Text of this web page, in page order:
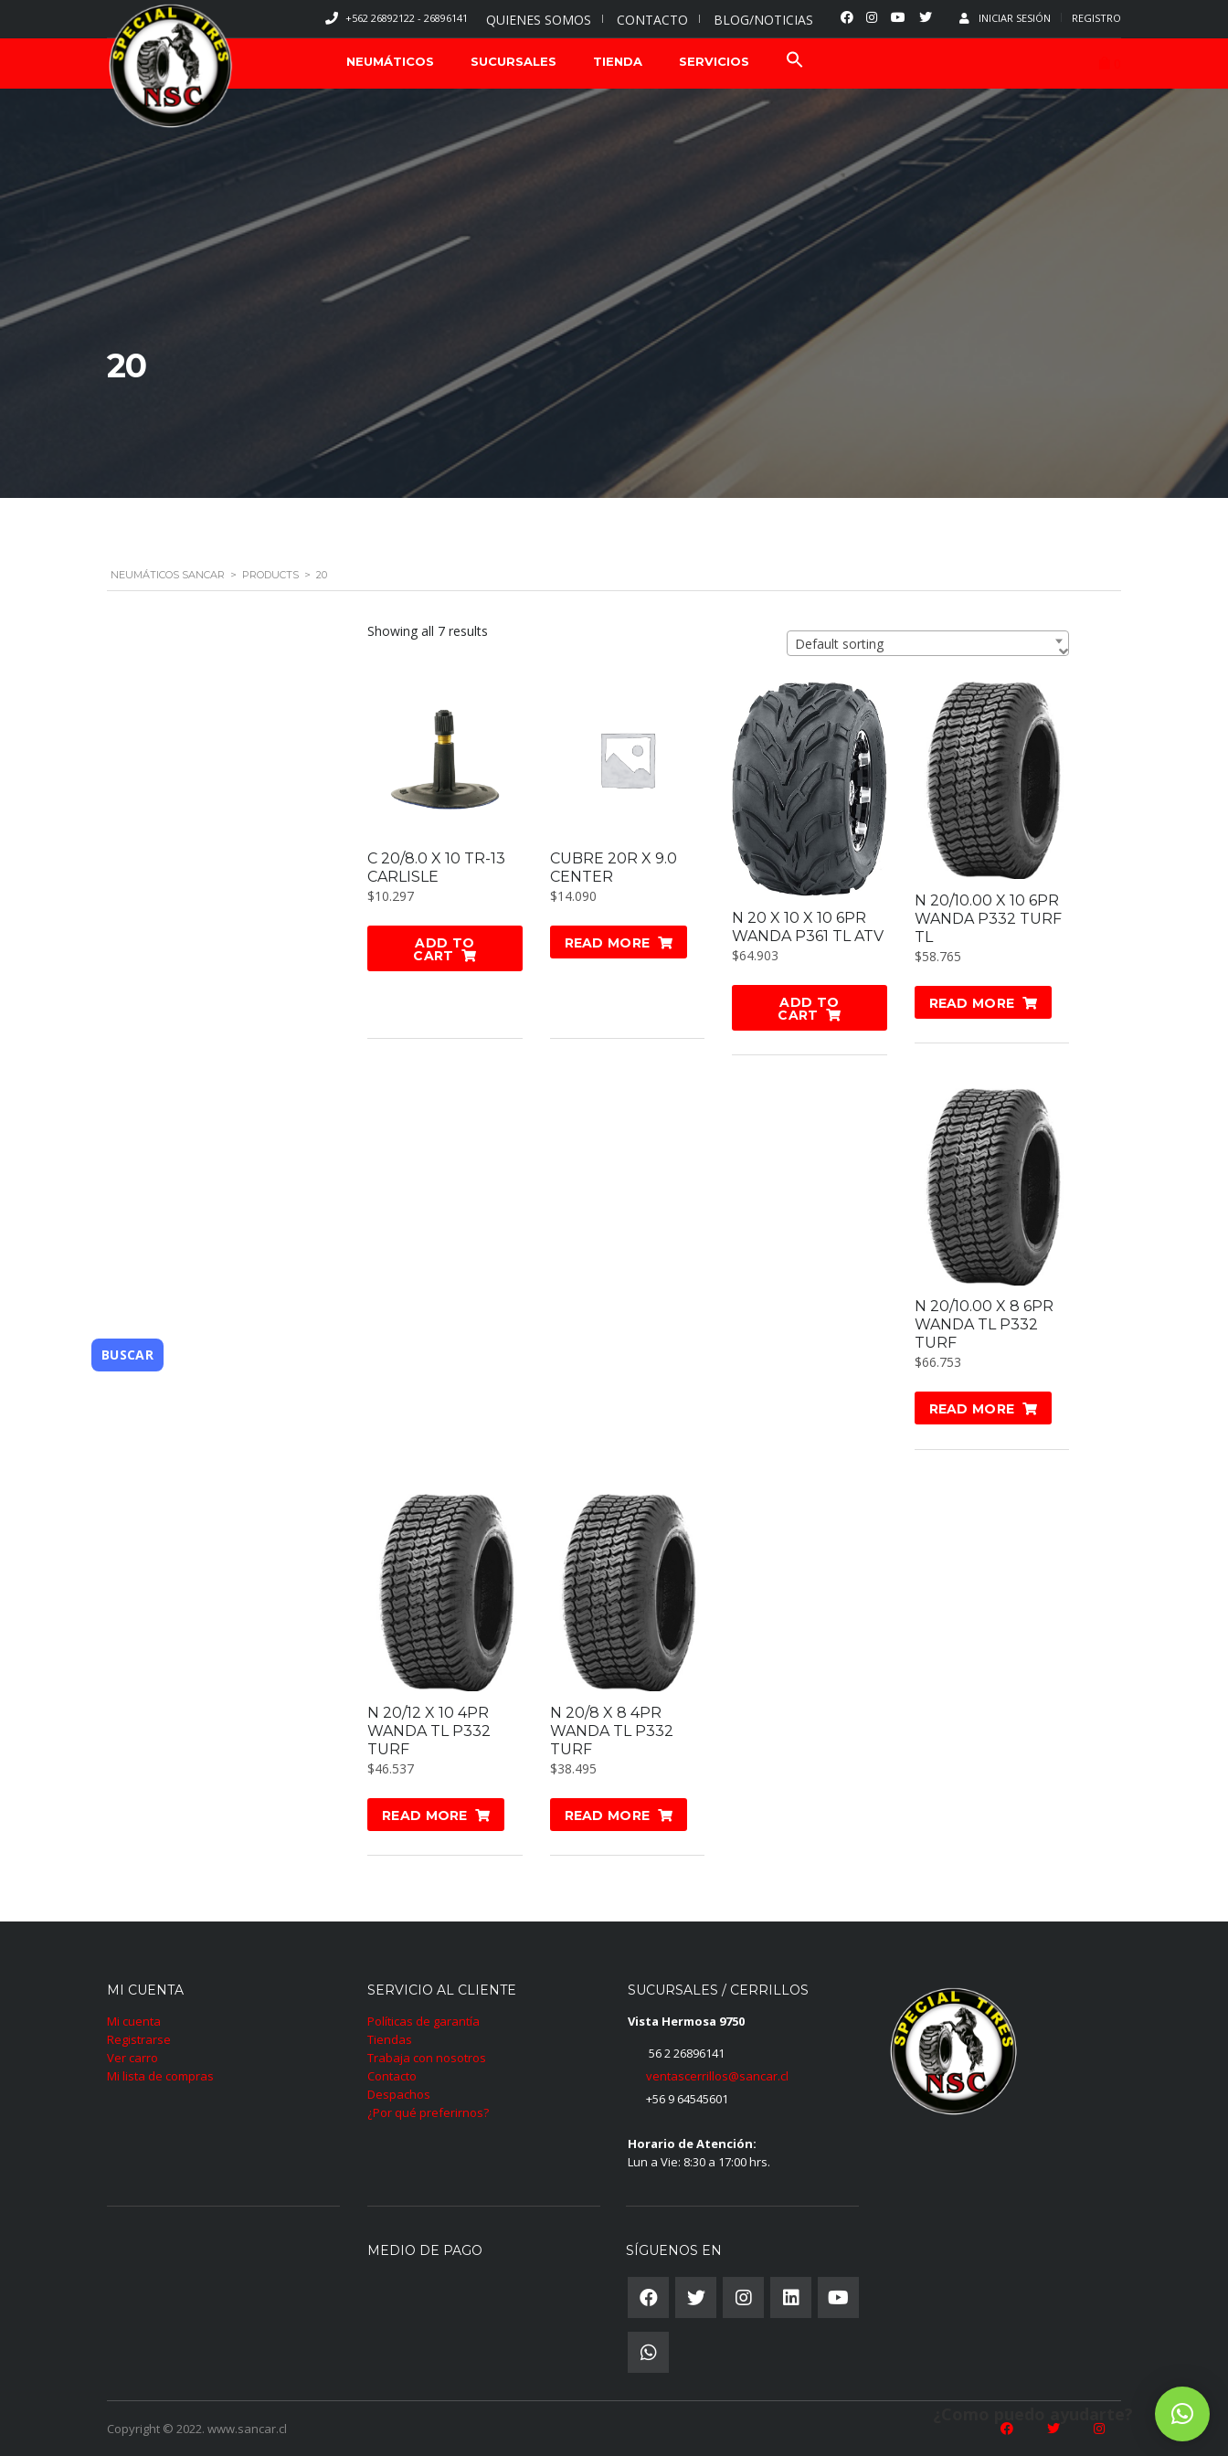
INICIAR SESIÓN REGISTRO
QUIENES SOMOS CONTACTO BLOG/NOTICIAS
+562 26892122 - 26896141
NEUMÁTICOS SUCURSALES TIENDA SERVICIOS
20
NEUMÁTICOS SANCAR > PRODUCTS > 20
Showing all 7 results
Default sorting
C 20/8.0 X 10 TR-13
CARLISLE
$10.297
ADD TO
CART
CUBRE 20R X 9.0
CENTER
$14.090
READ MORE
N 20 X 10 X 10 6PR
WANDA P361 TL ATV
$64.903
ADD TO
CART
N 20/10.00 X 10 6PR
WANDA P332 TURF
TL
$58.765
READ MORE
N 20/10.00 X 8 6PR
WANDA TL P332
TURF
$66.753
READ MORE
N 20/12 X 10 4PR
WANDA TL P332
TURF
$46.537
READ MORE
N 20/8 X 8 4PR
WANDA TL P332
TURF
$38.495
READ MORE
MI CUENTA
Mi cuenta
Registrarse
Ver carro
Mi lista de compras
SERVICIO AL CLIENTE
Políticas de garantía
Tiendas
Trabaja con nosotros
Contacto
Despachos
¿Por qué preferirnos?
SUCURSALES / CERRILLOS
Vista Hermosa 9750
56 2 26896141
ventascerrillos@sancar.cl
+56 9 64545601
Horario de Atención:
Lun a Vie: 8:30 a 17:00 hrs.
MEDIO DE PAGO SÍGUENOS EN
Copyright © 2022. www.sancar.cl